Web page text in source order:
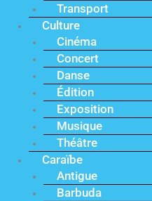
Transport
Culture
Cinéma
Concert
Danse
Édition
Exposition
Musique
Théâtre
Caraïbe
Antigue
Barbuda